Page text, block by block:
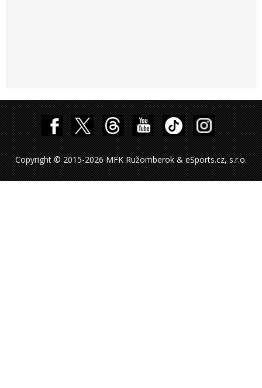
Copyright © 2015-2026 MFK Ružomberok & eSports.cz, s.r.o.